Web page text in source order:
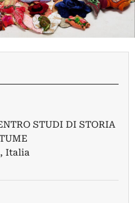
STUDI DI STORIA
Italia